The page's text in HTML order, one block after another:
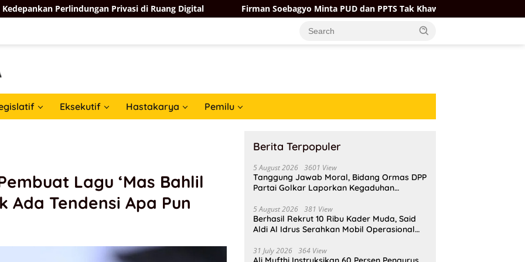
Privasi di Ruang Digital Firman Soebagyo Minta PUD dan PPTS Tak Khawatir dengan Kehadiran Koperasi
Eksekutif Hastakarya Pemilu
Lagu ‘Mas Bahlil
Ada Tendensi Apa Pun
Berita Terpopuler
5 August 2026 3601 View
Tanggung Jawab Moral, Bidang Ormas DPP
Partai Golkar Laporkan Kegaduhan
5 August 2026 381 View
Berhasil Rekrut 10 Ribu Kader Muda, Said
Aldi Al Idrus Serahkan Mobil Operasional
31 July 2026 364 View